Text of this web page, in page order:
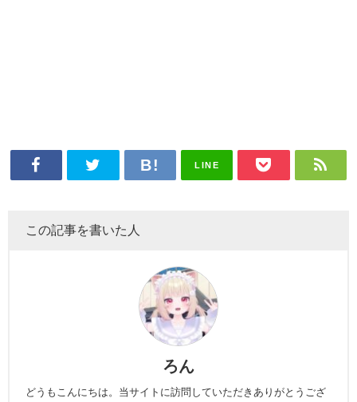
LINE
この記事を書いた人
ろん
どうもこんにちは。当サイトに訪問していただきありがとうござ